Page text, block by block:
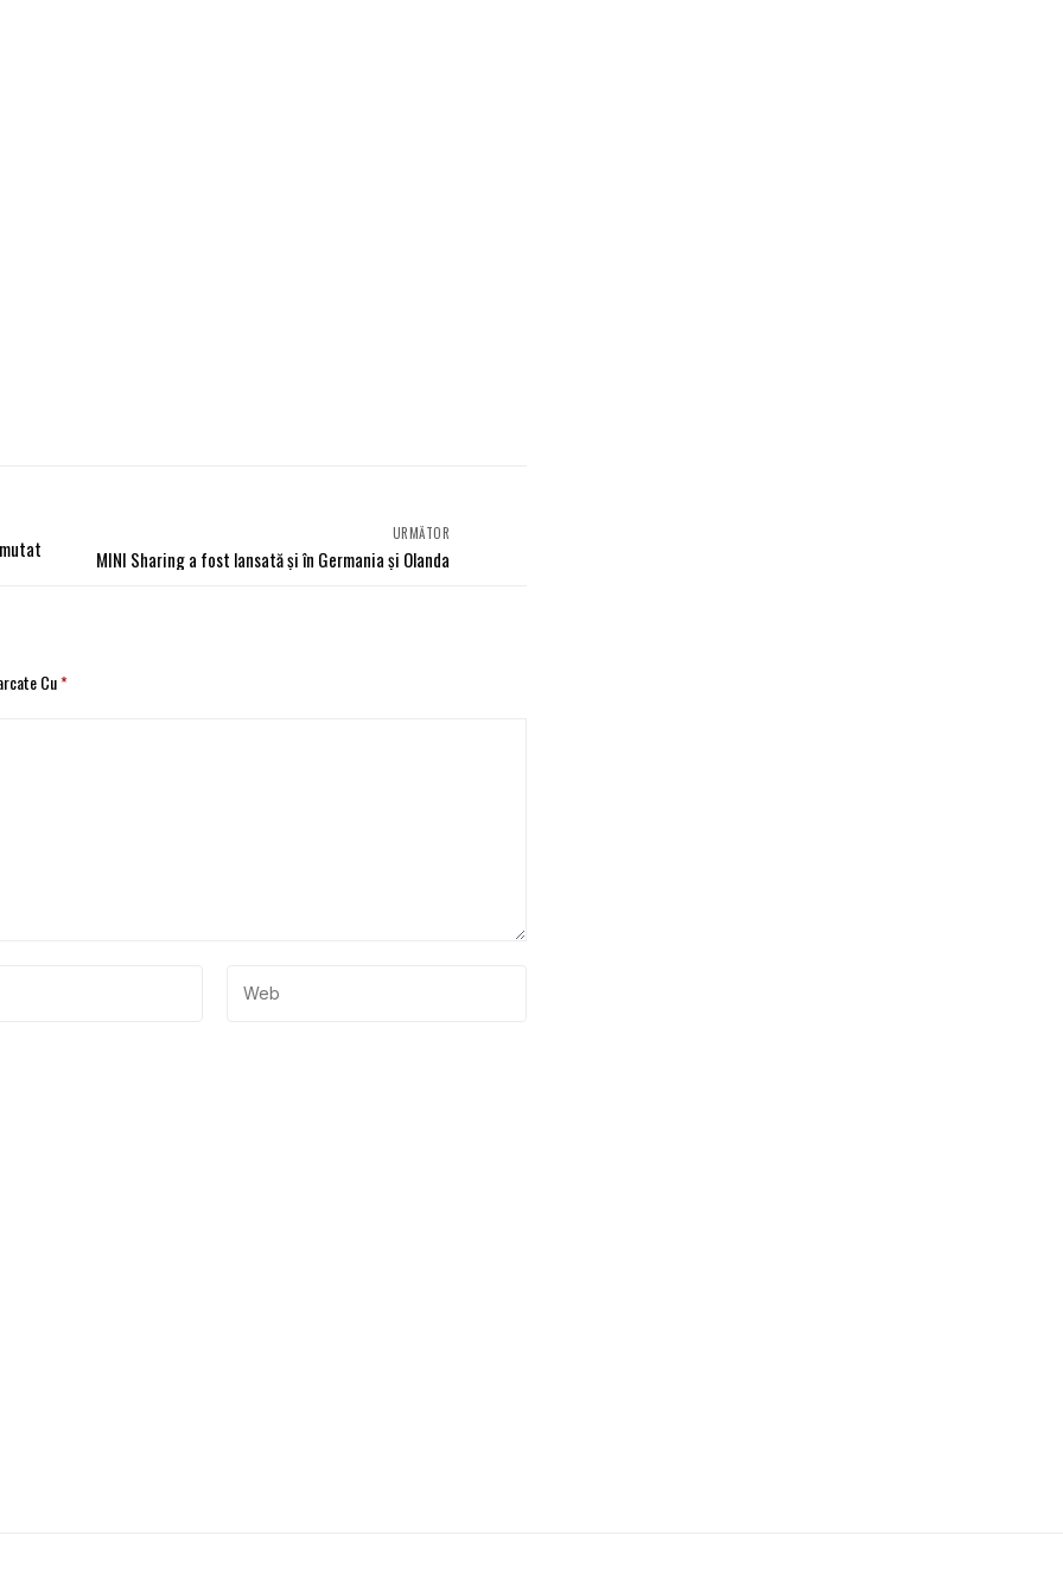
URMĂTOR
MINI Sharing a fost lansată și în Germania și Olanda
Cu*